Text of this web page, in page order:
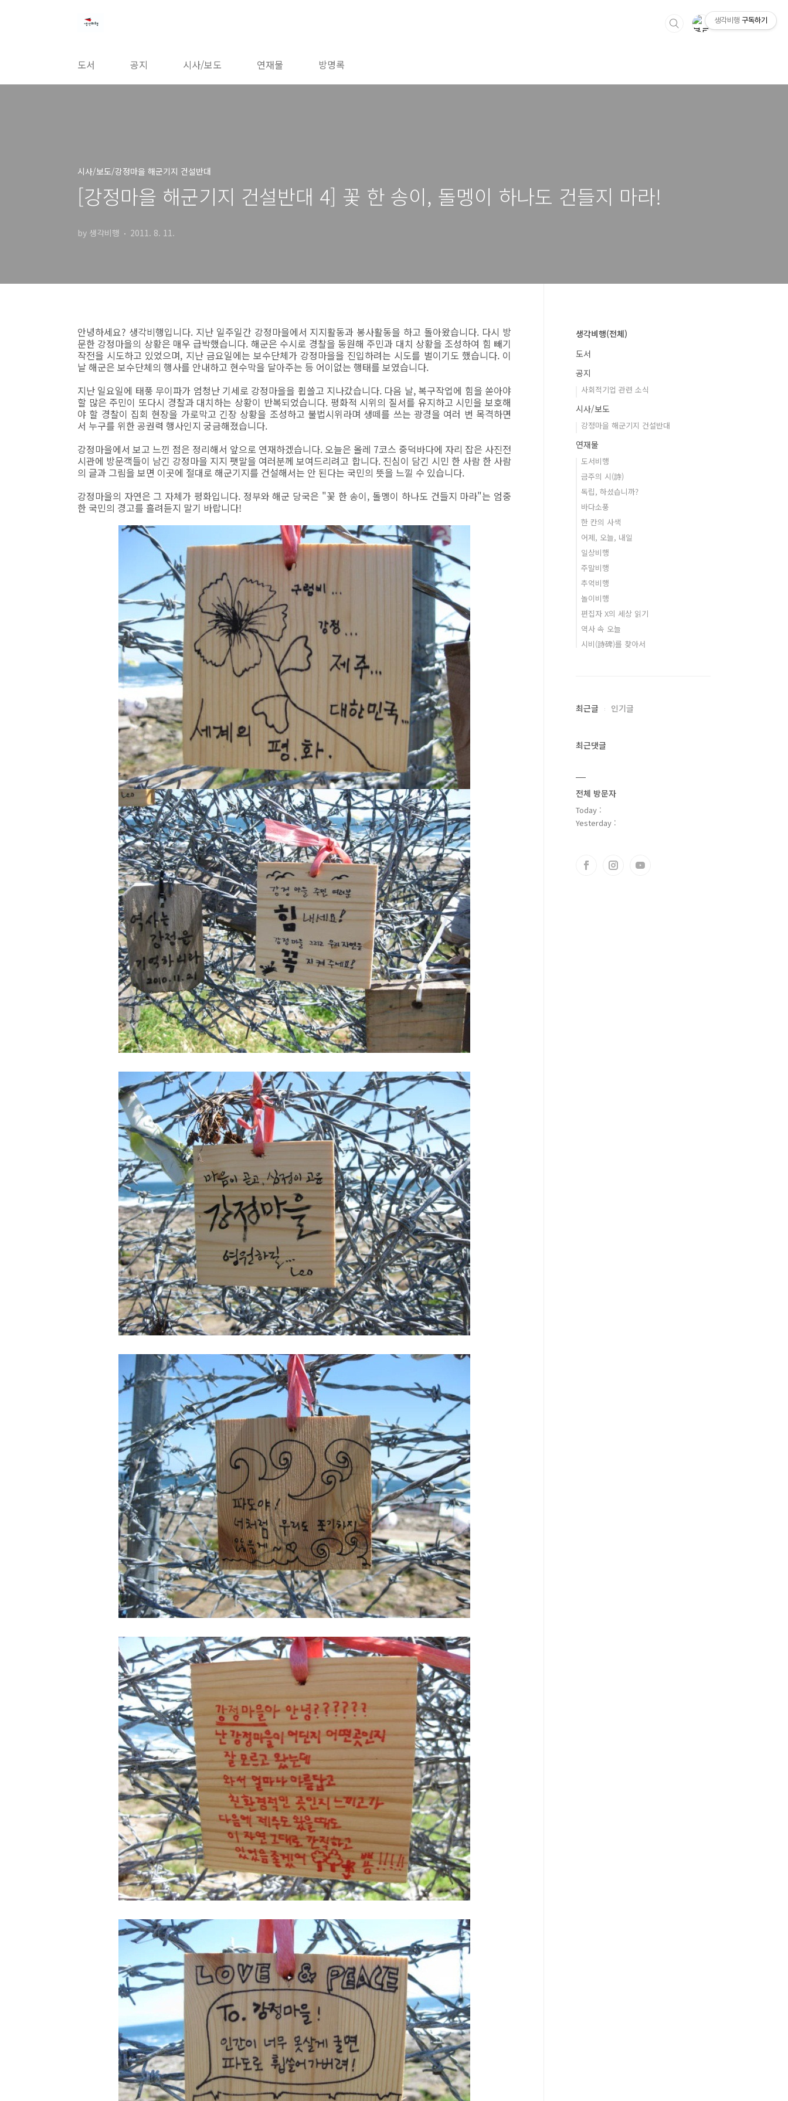
도서 공지 시사/보도 연재물 방명록
시사/보도/강정마을 해군기지 건설반대
[강정마을 해군기지 건설반대 4] 꽃 한 송이, 돌멩이 하나도 건들지 마라!
by 생각비행 2011. 8. 11.
안녕하세요? 생각비행입니다. 지난 일주일간 강정마을에서 지지활동과 봉사활동을 하고 돌아왔습니다. 다시 방
문한 강정마을의 상황은 매우 급박했습니다. 해군은 수시로 경찰을 동원해 주민과 대치 상황을 조성하여 힘 빼기
작전을 시도하고 있었으며, 지난 금요일에는 보수단체가 강정마을을 진입하려는 시도를 벌이기도 했습니다. 이
날 해군은 보수단체의 행사를 안내하고 현수막을 달아주는 등 어이없는 행태를 보였습니다.
지난 일요일에 태풍 무이파가 엄청난 기세로 강정마을을 휩쓸고 지나갔습니다. 다음 날, 복구작업에 힘을 쏟아야
할 많은 주민이 또다시 경찰과 대치하는 상황이 반복되었습니다. 평화적 시위의 질서를 유지하고 시민을 보호해
야 할 경찰이 집회 현장을 가로막고 긴장 상황을 조성하고 불법시위라며 생떼를 쓰는 광경을 여러 번 목격하면
서 누구를 위한 공권력 행사인지 궁금해졌습니다.
강정마을에서 보고 느낀 점은 정리해서 앞으로 연재하겠습니다. 오늘은 올레 7코스 중덕바다에 자리 잡은 사진전
시관에 방문객들이 남긴 강정마을 지지 팻말을 여러분께 보여드리려고 합니다. 진심이 담긴 시민 한 사람 한 사람
의 글과 그림을 보면 이곳에 절대로 해군기지를 건설해서는 안 된다는 국민의 뜻을 느낄 수 있습니다.
강정마을의 자연은 그 자체가 평화입니다. 정부와 해군 당국은 "꽃 한 송이, 돌멩이 하나도 건들지 마라"는 엄중
한 국민의 경고를 흘려듣지 말기 바랍니다!
생각비행(전체)
도서
공지
사회적기업 관련 소식
시사/보도
강정마을 해군기지 건설반대
연재물
도서비행
금주의 시(詩)
독립, 하셨습니까?
바다소풍
한 칸의 사색
어제, 오늘, 내일
일상비행
주말비행
추억비행
놀이비행
편집자 X의 세상 읽기
역사 속 오늘
시비(詩碑)를 찾아서
최근글 인기글
최근댓글
전체 방문자
Today :
Yesterday :
생각비행 구독하기